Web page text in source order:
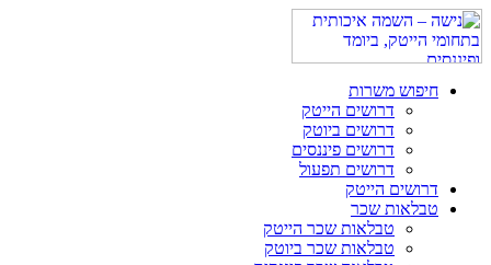
חיפוש משרות
דרושים הייטק
דרושים ביוטק
דרושים פיננסים
דרושים תפעול
דרושים הייטק
טבלאות שכר
טבלאות שכר הייטק
טבלאות שכר ביוטק